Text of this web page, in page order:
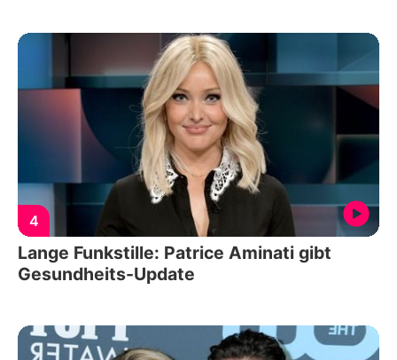
4
Lange Funkstille: Patrice Aminati gibt
Gesundheits-Update